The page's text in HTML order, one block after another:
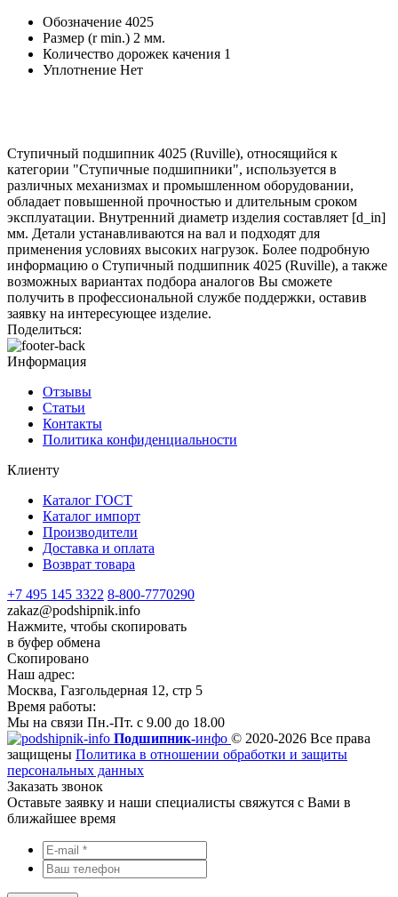
Обозначение 4025
Размер (r min.) 2 мм.
Количество дорожек качения 1
Уплотнение Нет
Ступичный подшипник 4025 (Ruville), относящийся к
категории "Ступичные подшипники", используется в
различных механизмах и промышленном оборудовании,
обладает повышенной прочностью и длительным сроком
эксплуатации. Внутренний диаметр изделия составляет [d_in]
мм. Детали устанавливаются на вал и подходят для
применения условиях высоких нагрузок. Более подробную
информацию о Ступичный подшипник 4025 (Ruville), а также
возможных вариантах подбора аналогов Вы сможете
получить в профессиональной службе поддержки, оставив
заявку на интересующее изделие.
Поделиться:
Информация
Отзывы
Статьи
Контакты
Политика конфиденциальности
Клиенту
Каталог ГОСТ
Каталог импорт
Производители
Доставка и оплата
Возврат товара
+7 495 145 3322 8-800-7770290
zakaz@podshipnik.info
Нажмите, чтобы скопировать
в буфер обмена
Скопировано
Наш адрес:
Москва, Газгольдерная 12, стр 5
Время работы:
Мы на связи Пн.-Пт. с 9.00 до 18.00
Подшипник-инфо © 2020-2026 Все права
защищены Политика в отношении обработки и защиты
персональных данных
Заказать звонок
Оставьте заявку и наши специалисты свяжутся с Вами в
ближайшее время